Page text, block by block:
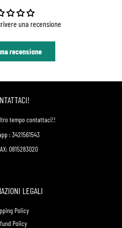
una recensione
recensione
tempo contattaci!!
: 3421561543
0815283020
LEGALI
Policy
Policy